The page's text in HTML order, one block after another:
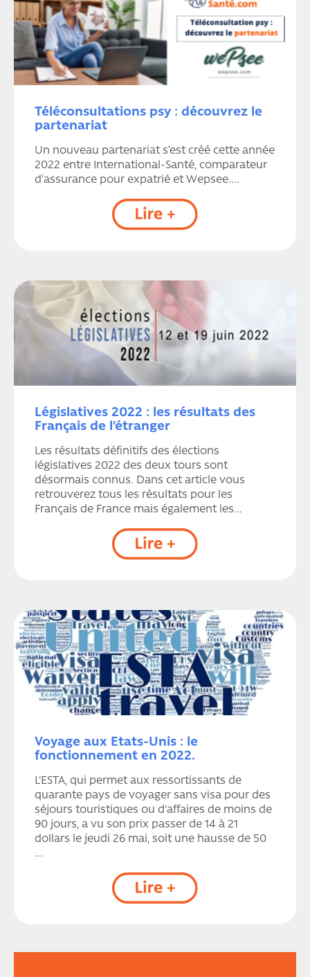
Téléconsultations psy : découvrez le
partenariat
Un nouveau partenariat s’est créé cette année
2022 entre International-Santé, comparateur
d’assurance pour expatrié et Wepsee....
Législatives 2022 : les résultats des
Français de l’étranger
Les résultats définitifs des élections
législatives 2022 des deux tours sont
désormais connus. Dans cet article vous
retrouverez tous les résultats pour les
Français de France mais également les...
Voyage aux Etats-Unis : le
fonctionnement en 2022.
L'ESTA, qui permet aux ressortissants de
quarante pays de voyager sans visa pour des
séjours touristiques ou d'affaires de moins de
90 jours, a vu son prix passer de 14 à 21
dollars le jeudi 26 mai, soit une hausse de 50
...